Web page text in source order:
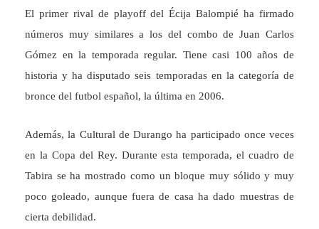
El primer rival de playoff del Écija Balompié ha firmado
números muy similares a los del combo de Juan Carlos
Gómez en la temporada regular. Tiene casi 100 años de
historia y ha disputado seis temporadas en la categoría de
bronce del futbol español, la última en 2006.
Además, la Cultural de Durango ha participado once veces
en la Copa del Rey. Durante esta temporada, el cuadro de
Tabira se ha mostrado como un bloque muy sólido y muy
poco goleado, aunque fuera de casa ha dado muestras de
cierta debilidad.